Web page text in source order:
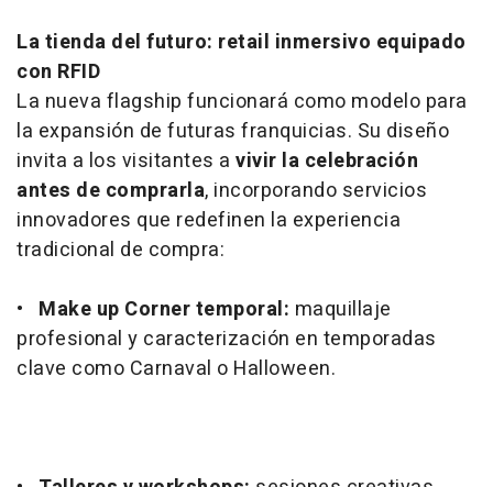
La tienda del futuro: retail inmersivo equipado
con RFID
La nueva flagship funcionará como modelo para
la expansión de futuras franquicias. Su diseño
invita a los visitantes a vivir la celebración
antes de comprarla, incorporando servicios
innovadores que redefinen la experiencia
tradicional de compra:
• Make up Corner temporal: maquillaje
profesional y caracterización en temporadas
clave como Carnaval o Halloween.